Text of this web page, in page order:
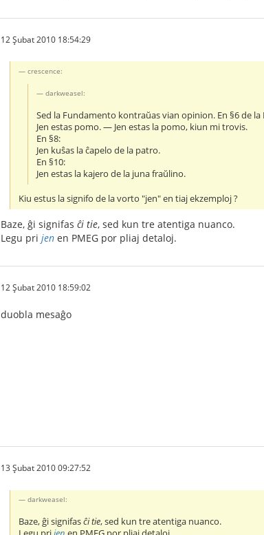
12 Şubat 2010 18:54:29
crescence:
darkweasel:
Sed la Fundamento kontraŭas vian opinion. En §6 de la
Jen estas pomo. ― Jen estas la pomo, kiun mi trovis.
En §8:
Jen kuŝas la ĉapelo de la patro.
En §10:
Jen estas la kajero de la juna fraŭlino.
Kiu estus la signifo de la vorto "jen" en tiaj ekzemploj ?
Baze, ĝi signifas ĉi tie, sed kun tre atentiga nuanco.
Legu pri jen en PMEG por pliaj detaloj.
12 Şubat 2010 18:59:02
duobla mesaĝo
13 Şubat 2010 09:27:52
darkweasel:
Baze, ĝi signifasĉi tie, sed kun tre atentiga nuanco.